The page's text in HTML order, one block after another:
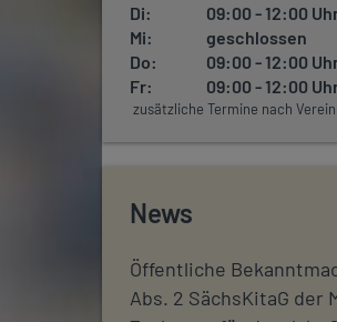
Di:
09:00 - 12:00
Mi:
geschlossen
Do:
09:00 - 12:00
Fr:
09:00 - 12:00
zusätzliche Termine nach
News
Öffentliche
Abs. 2 SächsKitaG der